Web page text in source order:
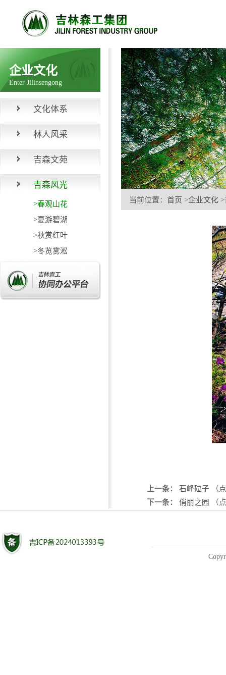
企业文化
Enter Jilinsengong
文化体系
林人风采
吉森文苑
吉森风光
>春观山花
>夏游碧湖
>秋赏红叶
>冬览雾淞
当前位置： 首页 >企业文化 >
上一条： 石峰砬子
（
下一条：
俏丽之园 （